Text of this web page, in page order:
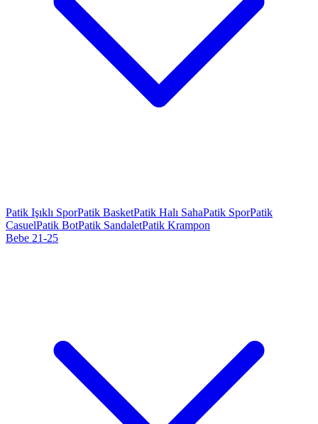
Patik Işıklı SporPatik BasketPatik Halı SahaPatik SporPatik
CasuelPatik BotPatik SandaletPatik Krampon
Bebe 21-25